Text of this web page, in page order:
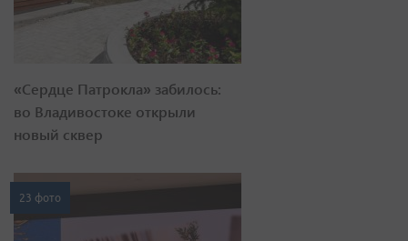
«Сердце Патрокла» забилось:
во Владивостоке открыли
новый сквер
23 фото